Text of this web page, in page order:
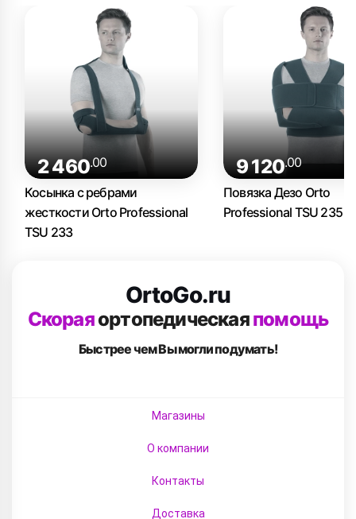
2 460.00
Косынка с ребрами
жесткости Orto Professional
TSU 233
9 120.00
Повязка Дезо Orto
Professional TSU 235
OrtoGo.ru
Скораяортопедическаяпомощь
Быстрее чем Вымогли подумать!
Магазины
О компании
Контакты
Доставка